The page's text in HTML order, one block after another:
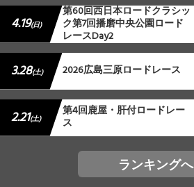
4.19(日)
第60回西日本ロードクラシッ
ク第7回播磨中央公園ロード
レースDay2
3.28(土) 2026広島三原ロードレース
2.21(土) 第4回鹿屋・肝付ロードレー
ス
ランキングへ